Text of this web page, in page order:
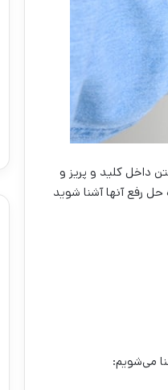
داخل کلید و پریز و
رفع آنها آشنا شوید
می‌شویم: